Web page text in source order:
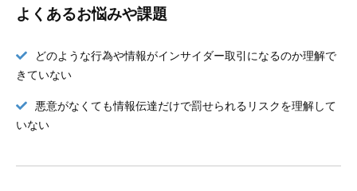
よくあるお悩みや課題
どのような行為や情報がインサイダー取引になるのか理解で
きていない
悪意がなくても情報伝達だけで罰せられるリスクを理解して
いない